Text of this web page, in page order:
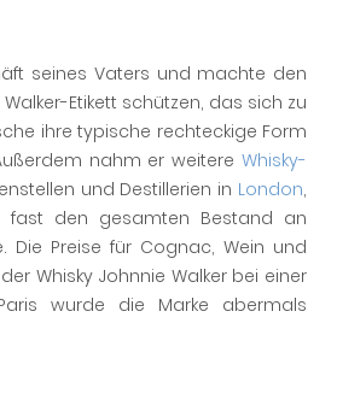
seines Vaters und machte den
Etikett schützen, das sich zu
ihre typische rechteckige Form
nahm er weitere Whisky-
und Destillerien in London,
fast den gesamten Bestand an
Die Preise für Cognac, Wein und
Whisky Johnnie Walker bei einer
wurde die Marke abermals